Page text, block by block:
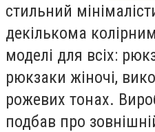
стильний
декількома
моделі для всіх:
рюкзаки жіночі,
рожевих тонах.
подбав про